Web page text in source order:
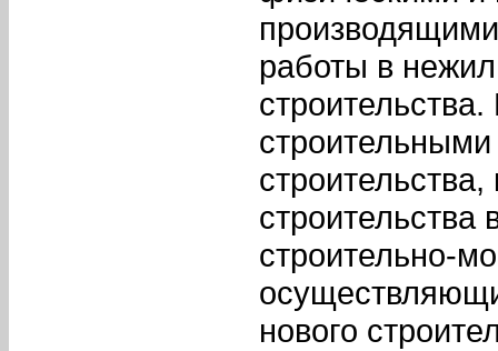
работы в
строительными
строительно-
нового